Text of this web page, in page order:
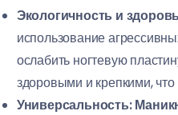
Экологичность и
использование
ослабить ногтевую
здоровыми и крепкими,
Универсальность: